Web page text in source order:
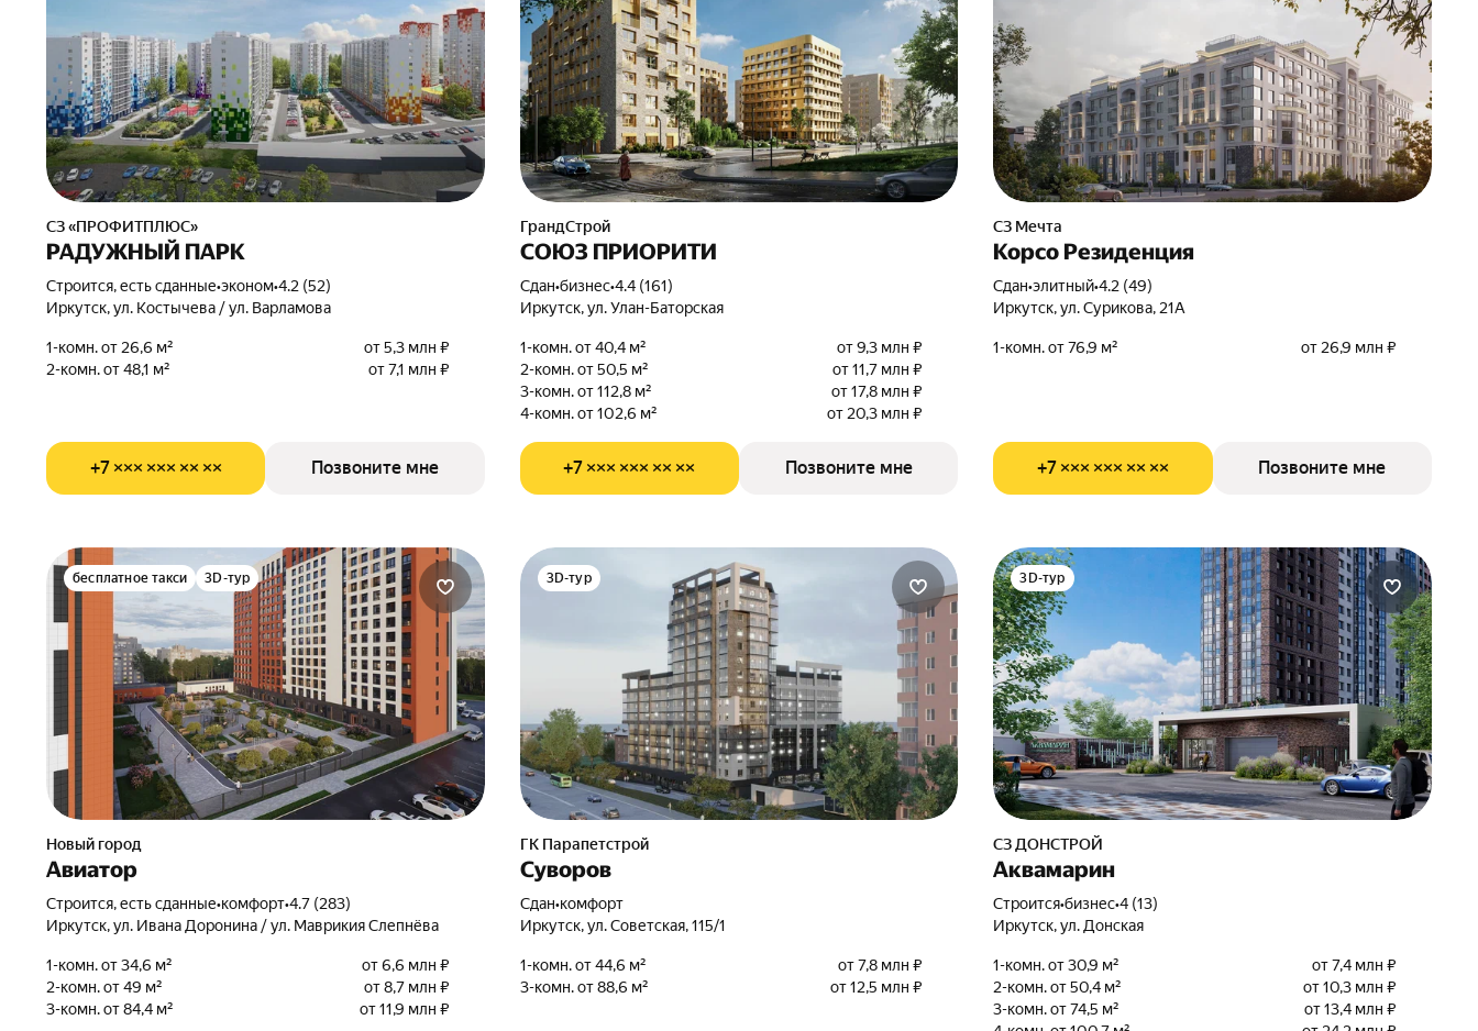
СЗ «ПРОФИТПЛЮС»
РАДУЖНЫЙ ПАРК
Строится, есть сданные•эконом•4.2 (52)
Иркутск, ул. Костычева / ул. Варламова
1-комн. от 26,6 м²
от 5,3 млн ₽
2-комн. от 48,1 м²
от 7,1 млн ₽
+7 ××× ××× ×× ×× Позвоните мне
ГрандСтрой
СОЮЗ ПРИОРИТИ
Сдан•бизнес•4.4 (161)
Иркутск, ул. Улан-Баторская
1-комн. от 40,4 м²
от 9,3 млн ₽
2-комн. от 50,5 м²
от 11,7 млн ₽
3-комн. от 112,8 м²
от 17,8 млн ₽
4-комн. от 102,6 м²
от 20,3 млн ₽
+7 ××× ××× ×× ×× Позвоните мне
СЗ Мечта
Корсо Резиденция
Сдан•элитный•4.2 (49)
Иркутск, ул. Сурикова, 21А
1-комн. от 76,9 м² от 26,9 млн ₽
+7 ××× ××× ×× ×× Позвоните мне
бесплатное такси 3D-тур
Новый город
Авиатор
Строится, есть сданные•комфорт•4.7 (283)
Иркутск, ул. Ивана Доронина / ул. Маврикия Слепнёва
1-комн. от 34,6 м²
от 6,6 млн ₽
2-комн. от 49 м²
от 8,7 млн ₽
3-комн. от 84,4 м²
от 11,9 млн ₽
3D-тур
ГК Парапетстрой
Суворов
Сдан•комфорт
Иркутск, ул. Советская, 115/1
1-комн. от 44,6 м²
от 7,8 млн ₽
3-комн. от 88,6 м²
от 12,5 млн ₽
3D-тур
СЗ ДОНСТРОЙ
Аквамарин
Строится•бизнес•4 (13)
Иркутск, ул. Донская
1-комн. от 30,9 м²
от 7,4 млн ₽
2-комн. от 50,4 м²
от 10,3 млн ₽
3-комн. от 74,5 м²
от 13,4 млн ₽